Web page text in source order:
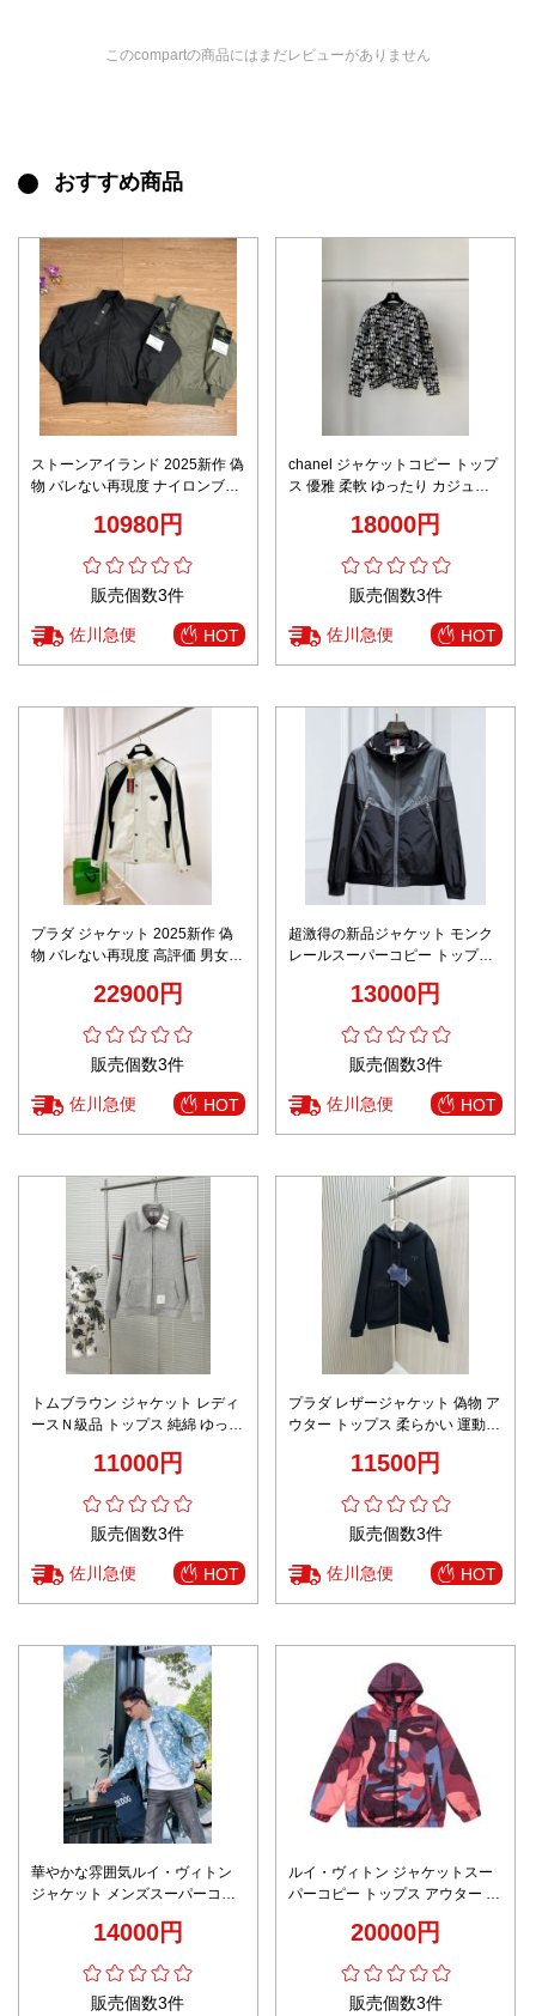
このcompartの商品にはまだレビューがありません
おすすめ商品
ストーンアイランド 2025新作 偽
物 バレない再現度 ナイロンブル
ト 品質管理徹底10980円
販売個数3件
佐川急便 HOT
chanel ジャケットコピー トップ
ス 優雅 柔軟 ゆったり カジュア
18000円
販売個数3件
佐川急便 HOT
プラダ ジャケット 2025新作 偽
物 バレない再現度 高評価 男女兼
ザイン 丁寧な縫製 レビュー高リ
22900円
販売個数3件
佐川急便 HOT
超激得の新品ジャケット モンク
レールスーパーコピー トップス
13000円
販売個数3件
佐川急便 HOT
トムブラウン ジャケット レディ
ースＮ級品 トップス 純綿 ゆった
11000円
販売個数3件
佐川急便 HOT
プラダ レザージャケット 偽物 ア
ウター トップス 柔らかい 運動
11500円
販売個数3件
佐川急便 HOT
華やかな雰囲気ルイ・ヴィトン
ジャケット メンズスーパーコピ
ウター デニム ブルー
14000円
販売個数3件
ルイ・ヴィトン ジャケットスー
パーコピー トップス アウター 柔
20000円
販売個数3件